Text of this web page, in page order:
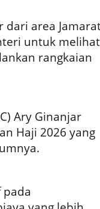
dari area
untuk melihat
rangkaian
Ary Ginanjar
Haji 2026 yang